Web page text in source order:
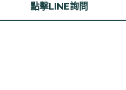
點擊LINE詢問